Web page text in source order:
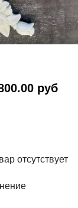
руб
отсутствует